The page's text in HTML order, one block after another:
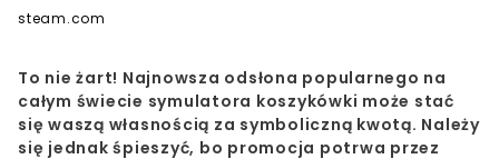
steam.com
To nie żart! Najnowsza odsłona popularnego na
całym świecie symulatora koszykówki może stać
się waszą własnością za symboliczną kwotą. Należy
się jednak śpieszyć, bo promocja potrwa przez